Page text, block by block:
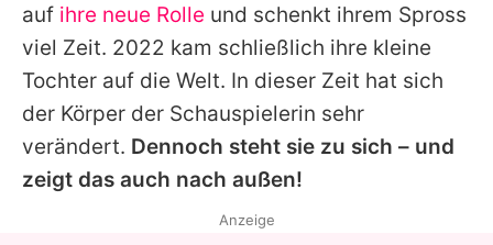
Utiq verwalten
auf ihre neue Rolle und schenkt ihrem Spross
viel Zeit. 2022 kam schließlich ihre kleine
Tochter auf die Welt. In dieser Zeit hat sich
der Körper der Schauspielerin sehr
verändert. Dennoch steht sie zu sich – und
zeigt das auch nach außen!
Anzeige